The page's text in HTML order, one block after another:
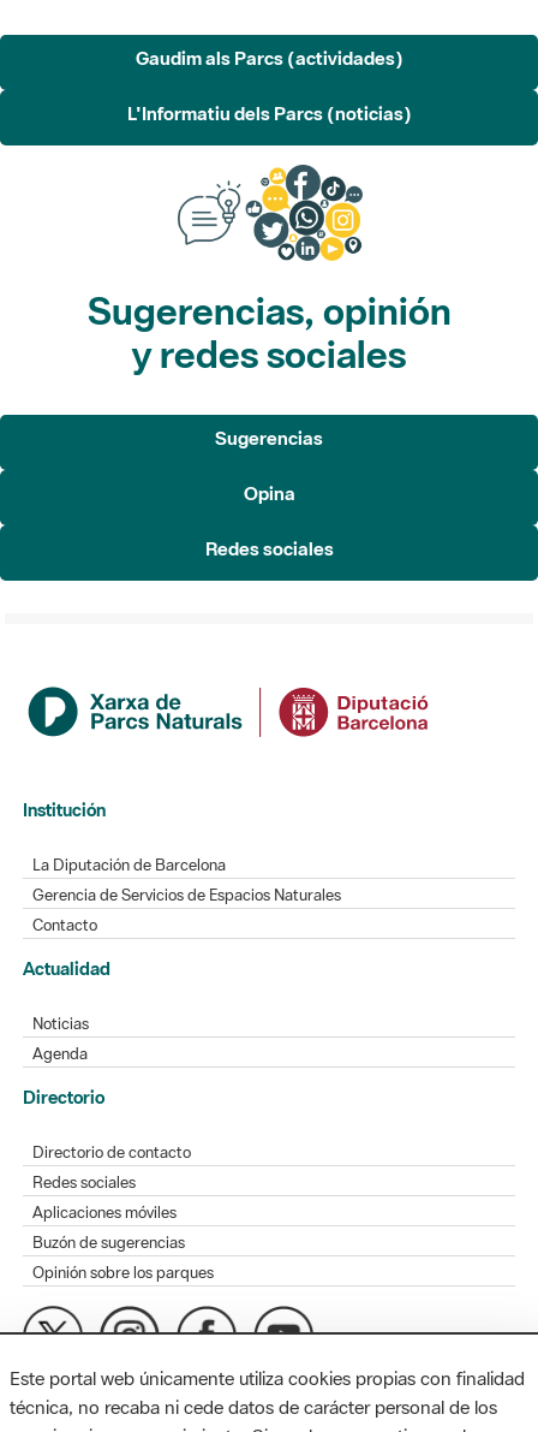
Gaudim als Parcs (actividades)
L'Informatiu dels Parcs (noticias)
Sugerencias, opinión
y redes sociales
Sugerencias
Opina
Redes sociales
Institución
La Diputación de Barcelona
Gerencia de Servicios de Espacios Naturales
Contacto
Actualidad
Noticias
Agenda
Directorio
Directorio de contacto
Redes sociales
Aplicaciones móviles
Buzón de sugerencias
Opinión sobre los parques
MAPA WEB AVISO LEGAL ACCESIBILIDAD
Este portal web únicamente utiliza cookies propias con finalidad
técnica, no recaba ni cede datos de carácter personal de los